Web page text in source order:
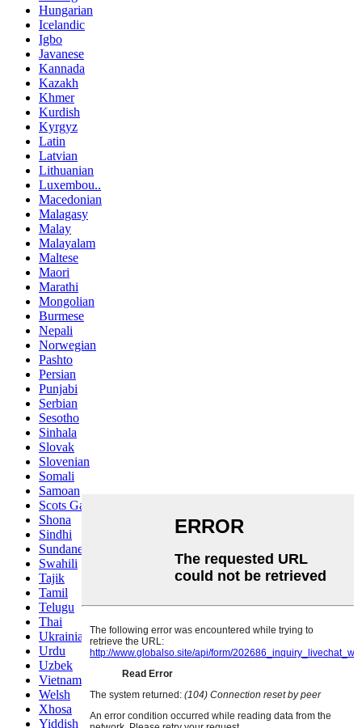
Hungarian
Icelandic
Igbo
Javanese
Kannada
Kazakh
Khmer
Kurdish
Kyrgyz
Latin
Latvian
Lithuanian
Luxembou..
Macedonian
Malagasy
Malay
Malayalam
Maltese
Maori
Marathi
Mongolian
Burmese
Nepali
Norwegian
Pashto
Persian
Punjabi
Serbian
Sesotho
Sinhala
Slovak
Slovenian
Somali
Samoan
Scots Gaelic
Shona
Sindhi
Sundanese
Swahili
Tajik
Tamil
Telugu
Thai
Ukrainian
Urdu
Uzbek
Vietnamese
Welsh
Xhosa
Yiddish